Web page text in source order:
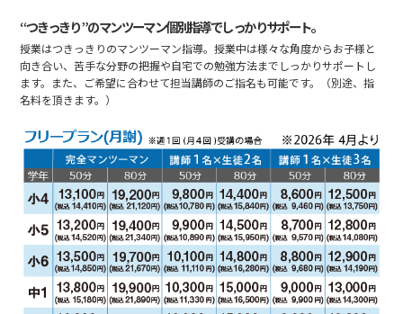
“つきっきり”のマンツーマン個別指導でしっかりサポート。
授業はつきっきりのマンツーマン指導。授業中は様々な角度からお子様と
向き合い、苦手な分野の把握や自宅での勉強方法までしっかりサポートし
ます。また、ご希望に合わせて担当講師のご指名も可能です。（別途、指
名料を頂きます。）